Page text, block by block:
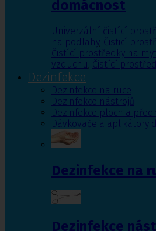
domácnost
Univerzální čistící
na podlahy, Čisticí
Čistící prostředky na
vzduchu, Čistící
Dezinfekce
Dezinfekce na ruce
Dezinfekce nástrojů
Dezinfekce ploch a
Dávkovače a aplikátory
Dezinfekce na
Dezinfekce